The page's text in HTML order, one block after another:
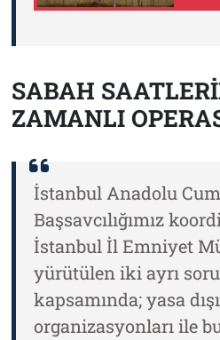
SABAH
ZAMANLI
İstanbul Anadolu
Başsavcılığımız
İstanbul İl Emniyet
yürütülen iki ayrı
kapsamında; yasa
organizasyonları ile